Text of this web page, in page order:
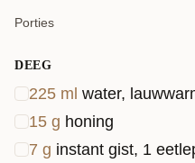
Porties
DEEG
225 ml water,
15 g honing
7 g instant gist, 1